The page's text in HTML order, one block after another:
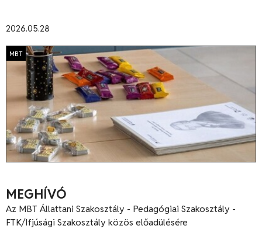
2026.05.28
MEGHÍVÓ
MBT
Az MBT Állattani Szakosztály - Pedagógiai Szakosztály -
FTK/Ifjúsági Szakosztály közös előadülésére